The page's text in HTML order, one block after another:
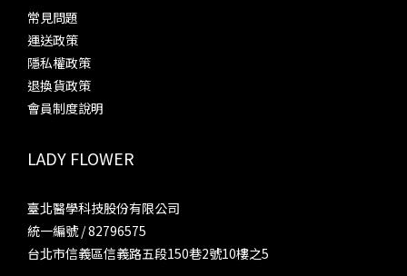
常見問題
運送政策
隱私權政策
退換貨政策
會員制度說明
LADY FLOWER
臺北醫學科技股份有限公司
統一編號 / 82796575
台北市信義區信義路五段150巷2號10樓之5